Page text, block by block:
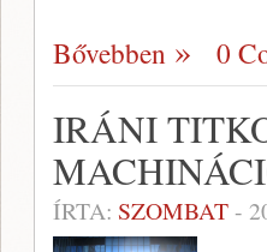
Bővebben 0
IRÁNI
ÍRTA: SZOMBAT-